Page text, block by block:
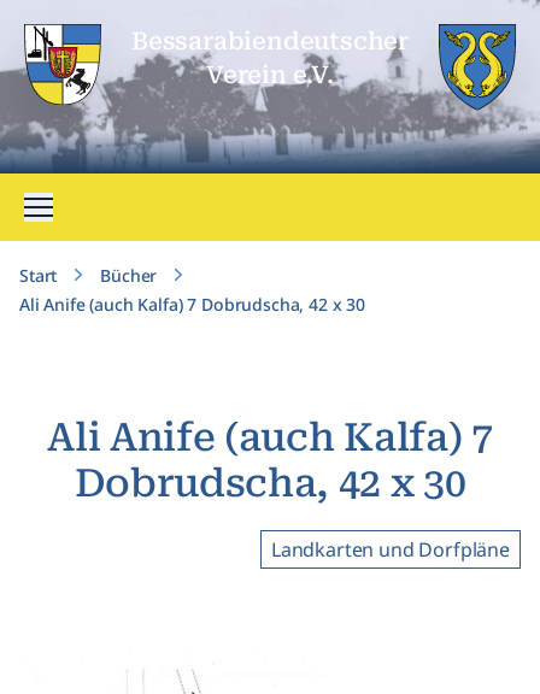
Bessarabien­deutscher
Verein e.V.
Menü öffnen
Start
Bücher
Ali Anife (auch Kalfa) 7 Dobrudscha, 42 x 30
Ali Anife (auch Kalfa) 7
Dobrudscha, 42 x 30
Landkarten und Dorfpläne